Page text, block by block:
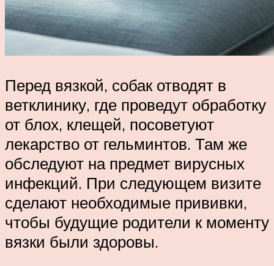
Перед вязкой, собак отводят в
ветклинику, где проведут обработку
от блох, клещей, посоветуют
лекарство от гельминтов. Там же
обследуют на предмет вирусных
инфекций. При следующем визите
сделают необходимые прививки,
чтобы будущие родители к моменту
вязки были здоровы.